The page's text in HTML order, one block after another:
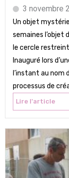
3 novembre
Un objet
semaines l’objet
le cercle
Inauguré lors
l’instant au nom
processus de
Lire l'article